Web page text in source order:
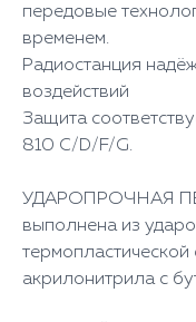
передовые
временем.
Радиостанция
воздействий
Защита
810 C/D/F/G.
УДАРОПРОЧНАЯ
выполнена из
акрилонитрила с